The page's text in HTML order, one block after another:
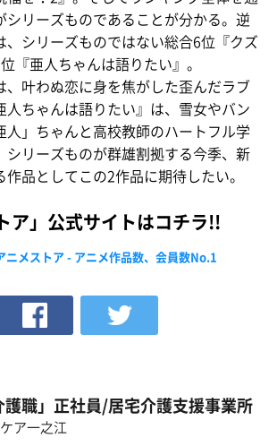
シリーズものであることが分かる。逆
、シリーズものではない総合6位『クズ
『亜人ちゃんは語りたい』。
、叶わぬ恋に身を焦がした歪んだラブ
人ちゃんは語りたい』は、雪女やバン
人」ちゃんと高校教師のハートフル学
シリーズものが群雄割拠する今季、新
品としてこの2作品に期待したい。
ア」公式サイトはコチラ!!
メストア - アニメ作品数、会員数No.1‎
護職」正社員/居宅介護支援事業所
ア一之江